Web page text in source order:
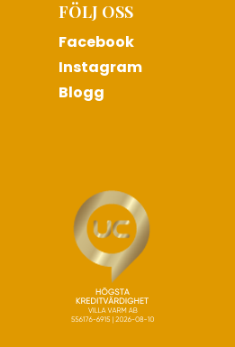
FÖLJ OSS
Facebook
Instagram
Blogg